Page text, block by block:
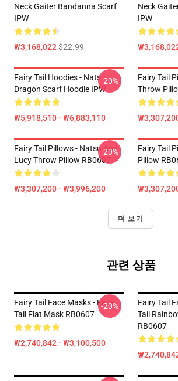
Neck Gaiter Bandanna Scarf
IPW
₩3,168,022$22.99
Neck
IPW
Fairy Tail Hoodies - Natsu
Dragon Scarf Hoodie IPW
₩5,918,510 - ₩6,883,110
-20%
Fairy Tail
Throw
Fairy Tail Pillows - Natsu And
Lucy Throw Pillow RB0607
₩3,307,200 - ₩3,996,200
-20%
Fairy Tail
Pillow
더 보기
관련 상품
Fairy Tail Face Masks - Fairy
Tail Flat Mask RB0607
₩2,740,842 - ₩3,100,500
-20%
Fairy Tail
Tail
RB0607